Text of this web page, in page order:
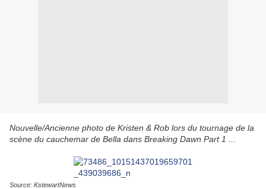
Nouvelle/Ancienne photo de Kristen & Rob lors du tournage de la
scène du cauchemar de Bella dans Breaking Dawn Part 1 ...
Source: KstewartNews